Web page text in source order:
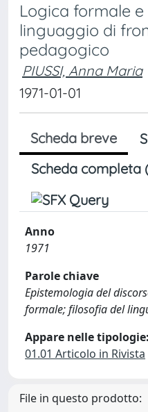
Logica formale
linguaggio di
pedagogico
PIUSSI, Anna Maria
1971-01-01
Scheda breve
Scheda completa
Anno
1971
Parole chiave
Epistemologia del
formale; filosofia del
Appare nelle tipologie:
01.01 Articolo in Rivista
File in questo prodotto: